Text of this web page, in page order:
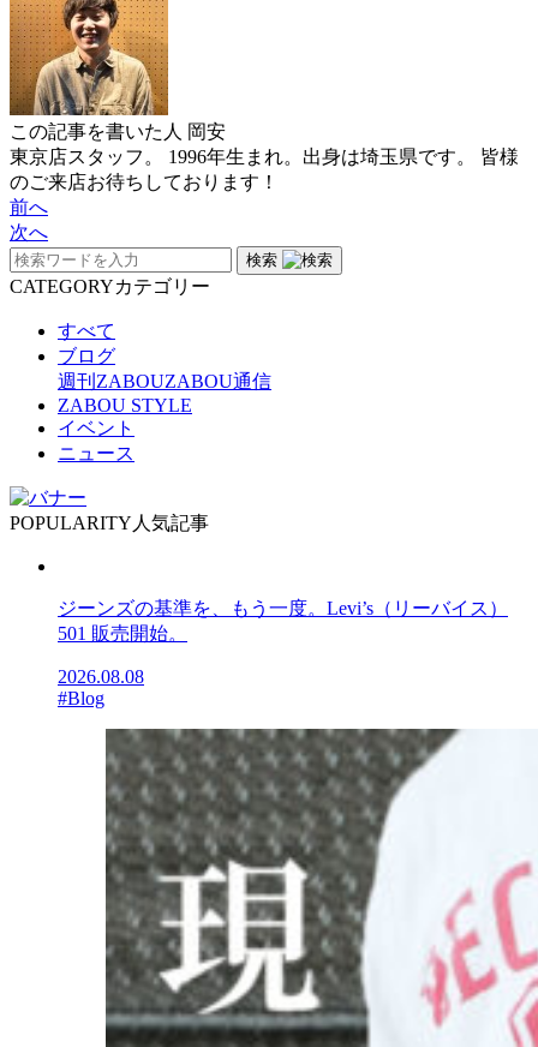
この記事を書いた人 岡安
東京店スタッフ。 1996年生まれ。出身は埼玉県です。 皆様
のご来店お待ちしております！
前へ
次へ
検索
CATEGORYカテゴリー
すべて
ブログ
週刊ZABOUZABOU通信
ZABOU STYLE
イベント
ニュース
POPULARITY 人気記事
ジーンズの基準を、もう一度。Levi’s（リーバイス）
501 販売開始。
2026.08.08
#Blog